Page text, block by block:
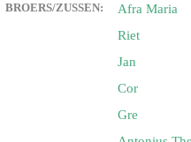
BROERS/ZUSSEN:
Afra Maria
Riet
Jan
Cor
Gre